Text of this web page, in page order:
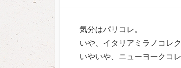
気分はパリコレ。
いや、イタリアミラノコレク
いやいや、ニューヨークコ